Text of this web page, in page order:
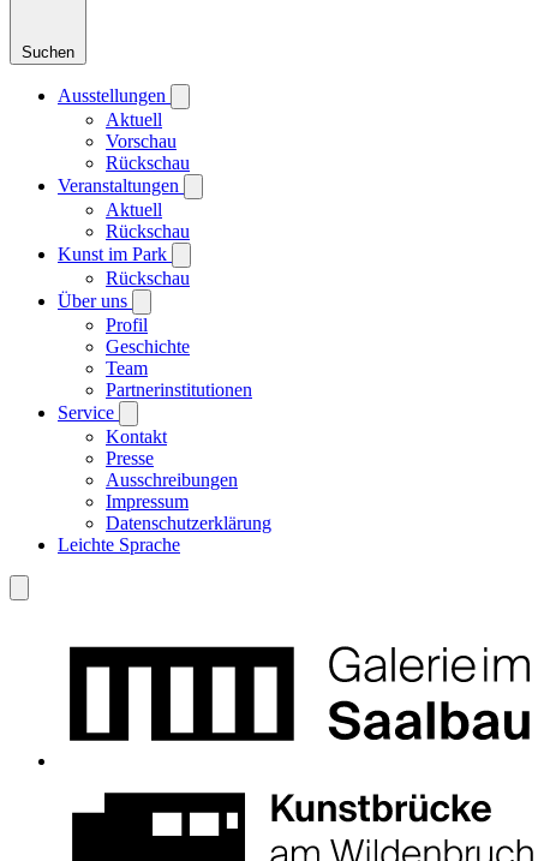
Suchen
Ausstellungen
Aktuell
Vorschau
Rückschau
Veranstaltungen
Aktuell
Rückschau
Kunst im Park
Rückschau
Über uns
Profil
Geschichte
Team
Partnerinstitutionen
Service
Kontakt
Presse
Ausschreibungen
Impressum
Datenschutzerklärung
Leichte Sprache